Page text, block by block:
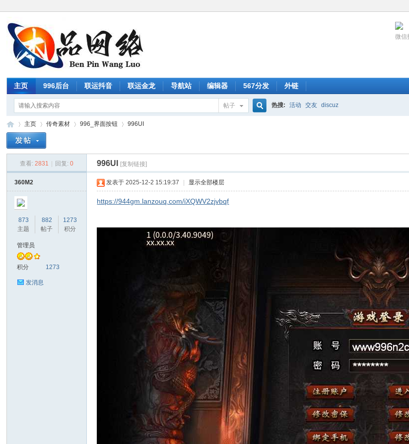
微信
主页 996后台 联运抖音 联运金龙 导航站 编辑器 567分发 外链
帖子 热搜: 活动 交友 discuz
主页
›
传奇素材
›
996_界面按钮
›
996UI
查看: 2831 回复: 0 996UI [复制链接]
360M2
873
主题
882
帖子
1273
积分
管理员
积分 1273
发消息
发表于 2025-12-2 15:19:37 显示全部楼层
https://944gm.lanzouq.com/iXQWV2zjvbqf